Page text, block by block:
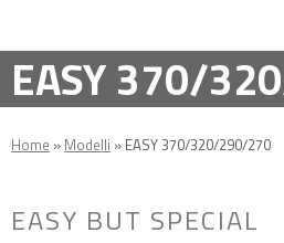
EASY 370/
Home » Modelli » EASY 370/320/290/270
EASY BUT SPECIAL